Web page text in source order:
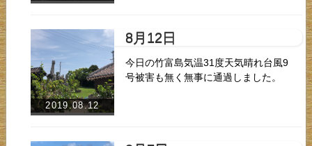
2019.08.12
8月12日
今日の竹富島気温31度天気晴れ台風9
号被害も無く無事に通過しました。